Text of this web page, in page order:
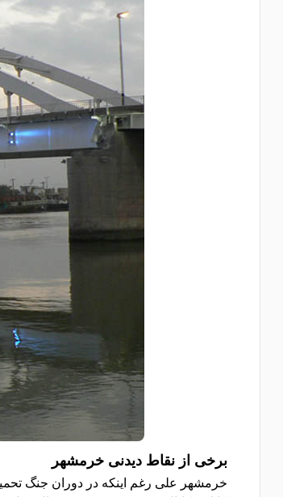
برخی از نقاط دیدنی خرمشهر
خرمشهر علی رغم اینکه در دوران جنگ